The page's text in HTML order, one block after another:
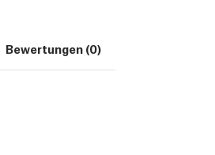
Bewertungen (0)